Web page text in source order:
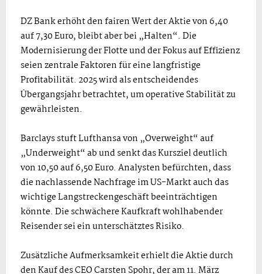
DZ Bank erhöht den fairen Wert der Aktie von 6,40
auf 7,30 Euro, bleibt aber bei „Halten“. Die
Modernisierung der Flotte und der Fokus auf Effizienz
seien zentrale Faktoren für eine langfristige
Profitabilität. 2025 wird als entscheidendes
Übergangsjahr betrachtet, um operative Stabilität zu
gewährleisten.
Barclays stuft Lufthansa von „Overweight“ auf
„Underweight“ ab und senkt das Kursziel deutlich
von 10,50 auf 6,50 Euro. Analysten befürchten, dass
die nachlassende Nachfrage im US-Markt auch das
wichtige Langstreckengeschäft beeinträchtigen
könnte. Die schwächere Kaufkraft wohlhabender
Reisender sei ein unterschätztes Risiko.
Zusätzliche Aufmerksamkeit erhielt die Aktie durch
den Kauf des CEO Carsten Spohr, der am 11. März